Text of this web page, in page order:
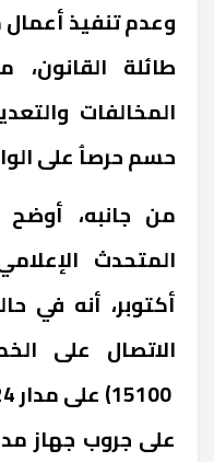
وعدم تنفيذ
طائلة
المخالفات
حسم حرصاُ على
من جانبه،
أكتوبر، أنه في
الاتصال على